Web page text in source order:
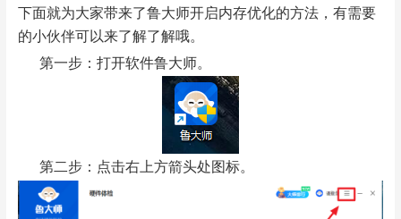
下面就为大家带来了鲁大师开启内存优化的方法，有需要
的小伙伴可以来了解了解哦。
第一步：打开软件鲁大师。
第二步：点击右上方箭头处图标。